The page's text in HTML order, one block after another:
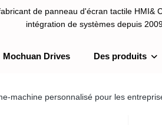
de panneau d'écran tactile HMI&
intégration de systèmes depuis
Mochuan Drives Des produits
machine personnalisé pour les